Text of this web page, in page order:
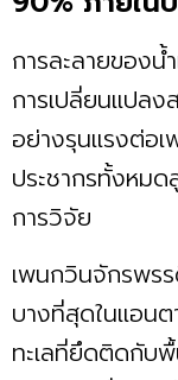
การละลายของน้
การเปลี่ยนแปล
อย่างรุนแรงต่อ
ประชากรทั้งหม
การวิจัย
เพนกวินจักรพร
บางที่สุดในแอน
ทะเลที่ยึดติดกับ